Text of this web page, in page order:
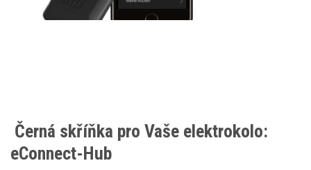
Černá skříňka pro Vaše elektrokolo:
eConnect-Hub